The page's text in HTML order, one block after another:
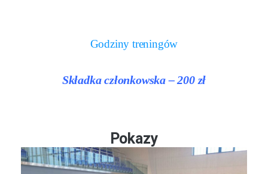
Godziny treningów
Składka członkowska – 200 zł
Pokazy